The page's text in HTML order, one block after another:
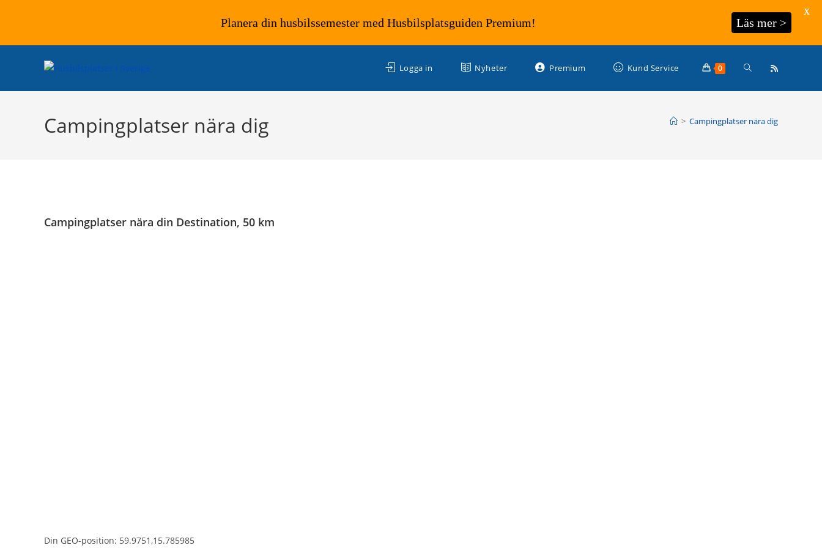
Logga in Nyheter Premium Kund Service 0 Slå
Campingplatser nära dig > Campingplatser nära dig
Campingplatser nära din Destination, 50 km
Din GEO-position: 59.9751,15.785985
Planera din husbilssemester med Husbilsplatsguiden Premium! Läs mer >
X